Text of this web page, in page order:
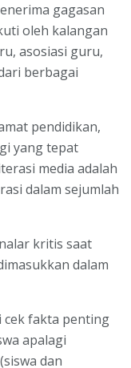
gagasan
oleh kalangan
asosiasi guru,
berbagai
pendidikan,
yang tepat
media adalah
dalam sejumlah
kritis saat
dalam
cek fakta penting
apalagi
dan